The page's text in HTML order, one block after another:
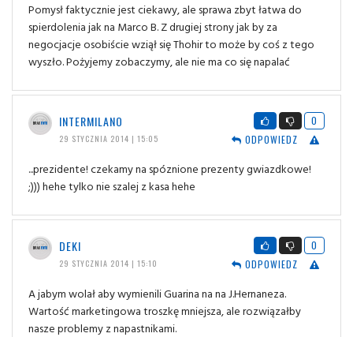
Pomysł faktycznie jest ciekawy, ale sprawa zbyt łatwa do
spierdolenia jak na Marco B. Z drugiej strony jak by za
negocjacje osobiście wziął się Thohir to może by coś z tego
wyszło. Pożyjemy zobaczymy, ale nie ma co się napalać
INTERMILANO
29 STYCZNIA 2014 | 15:05
0
ODPOWIEDZ
...prezidente! czekamy na spóznione prezenty gwiazdkowe!
;))) hehe tylko nie szalej z kasa hehe
DEKI
29 STYCZNIA 2014 | 15:10
0
ODPOWIEDZ
A jabym wolał aby wymienili Guarina na na J.Hernaneza.
Wartość marketingowa troszkę mniejsza, ale rozwiązałby
nasze problemy z napastnikami.